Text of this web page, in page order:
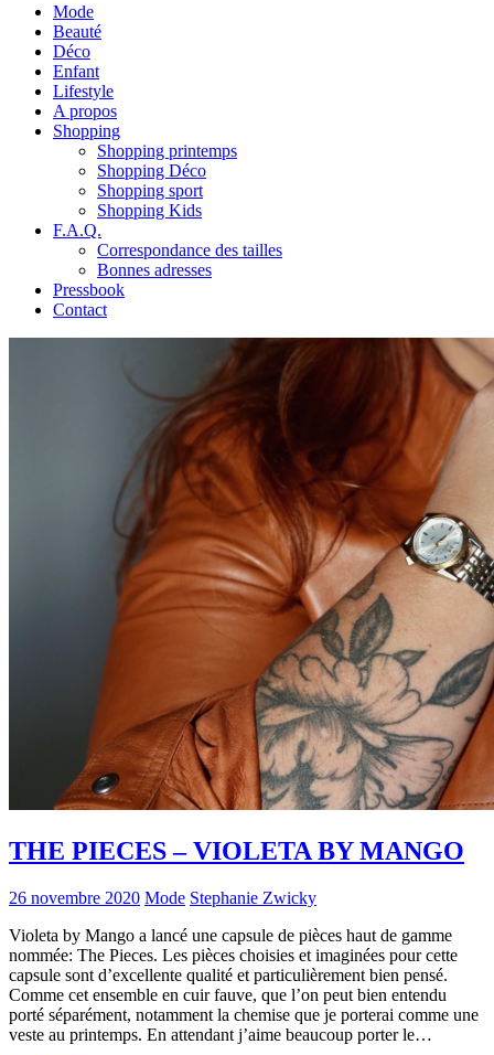
Mode
Beauté
Déco
Enfant
Lifestyle
A propos
Shopping
Shopping printemps
Shopping Déco
Shopping sport
Shopping Kids
F.A.Q.
Correspondance des tailles
Bonnes adresses
Pressbook
Contact
THE PIECES – VIOLETA BY MANGO
26 novembre 2020 Mode Stephanie Zwicky
Violeta by Mango a lancé une capsule de pièces haut de gamme
nommée: The Pieces. Les pièces choisies et imaginées pour cette
capsule sont d’excellente qualité et particulièrement bien pensé.
Comme cet ensemble en cuir fauve, que l’on peut bien entendu
porté séparément, notamment la chemise que je porterai comme une
veste au printemps. En attendant j’aime beaucoup porter le…